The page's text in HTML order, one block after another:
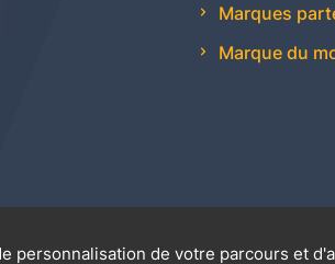
Marques
Marque du
de vente Promotions
personnalisation de votre parcours et